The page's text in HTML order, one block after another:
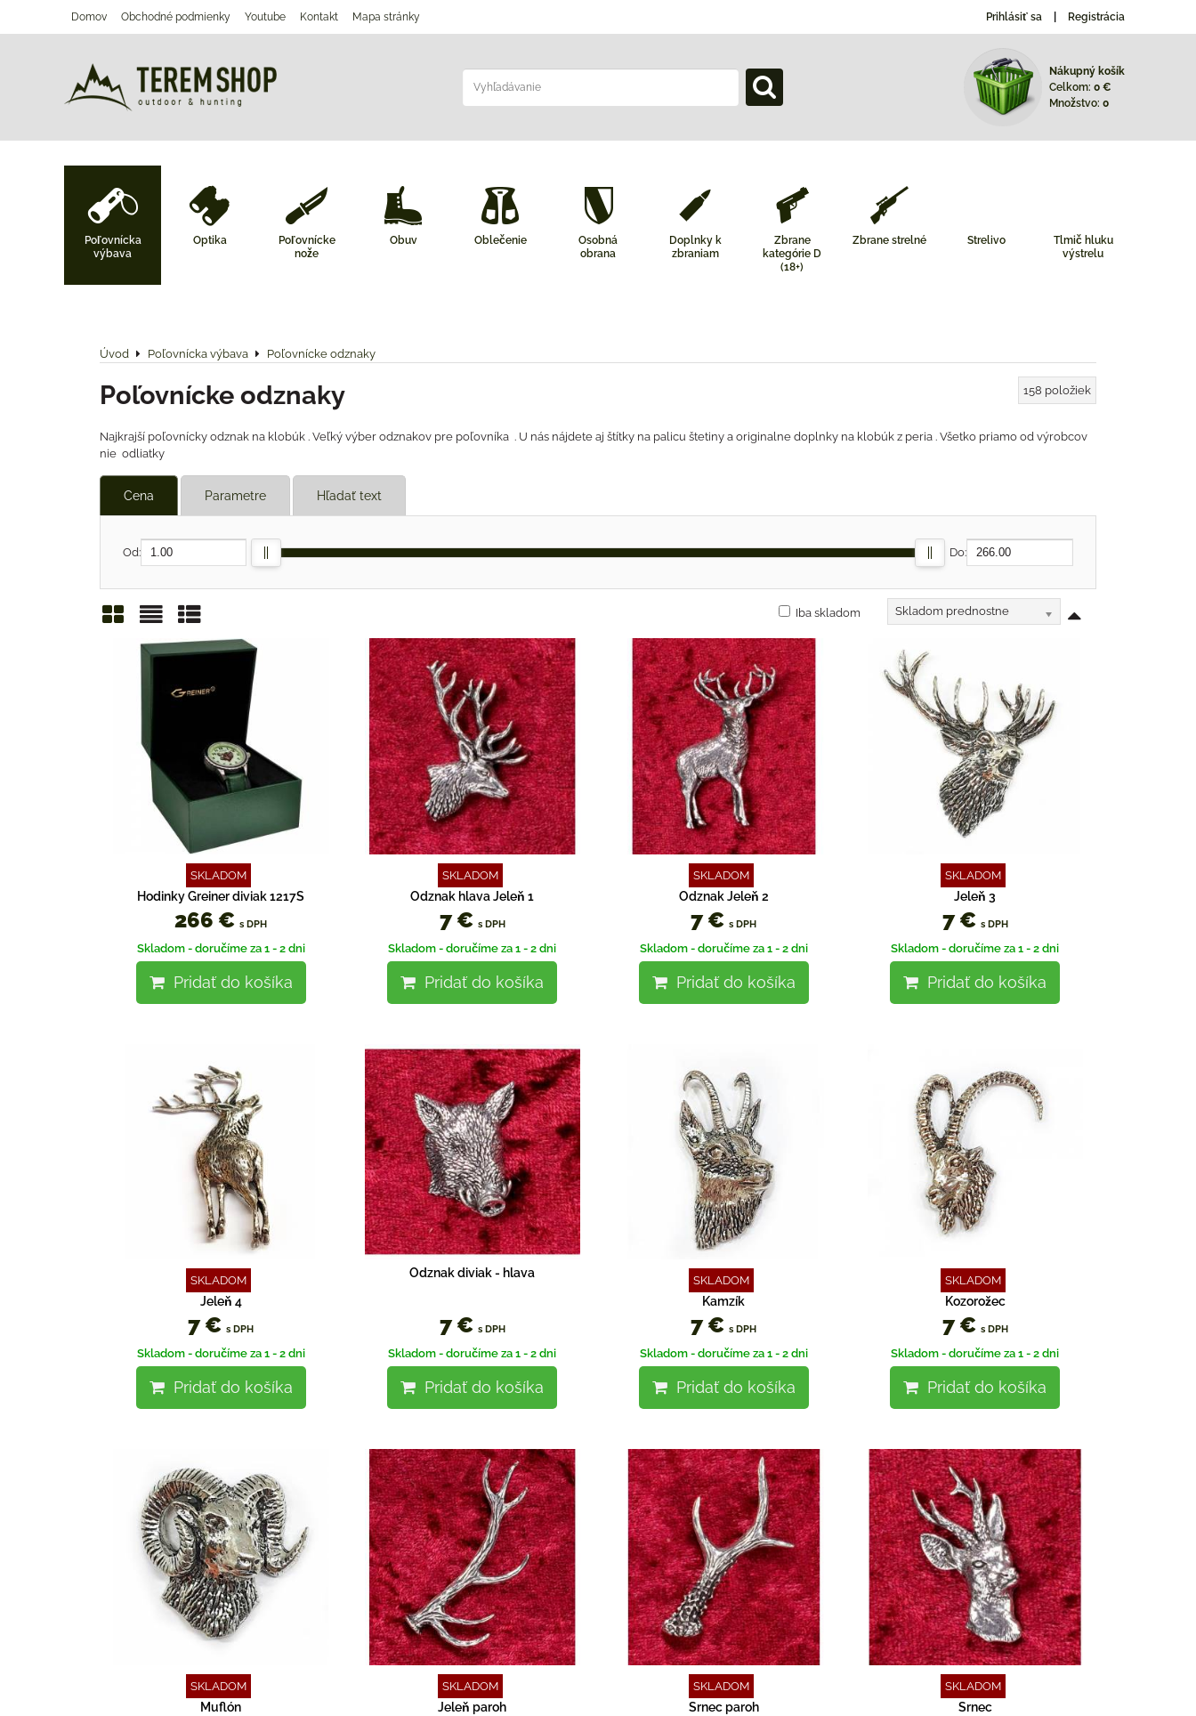
Domov Obchodné podmienky Youtube Kontakt Mapa stránky Prihlásiť sa Registrácia
Nákupný košík
Celkom: 0 €
Množstvo: 0
Poľovnícka
výbava
Optika
Poľovnícke
nože
Obuv Oblečenie
Osobná
obrana
Doplnky k
zbraniam
Zbrane
kategórie D
(18+)
Zbrane strelné Strelivo
Tlmič hluku
výstrelu
Úvod Poľovnícka výbava Poľovnícke odznaky
Poľovnícke odznaky 158 položiek
Najkrajší poľovnícky odznak na klobúk . Veľký výber odznakov pre poľovníka . U nás nájdete aj štítky na palicu štetiny a originalne doplnky na klobúk z peria . Všetko priamo od výrobcov
nie odliatky
Cena Parametre Hľadať text
Od: Do:
Mriežka
Zoznam
Tabuľka
Skladom prednostne
Iba skladom
SKLADOM
Hodinky Greiner diviak 1217S
266 €s DPH
Skladom - doručíme za 1 - 2 dni
Pridať do košíka
SKLADOM
Odznak hlava Jeleň 1
7 € s DPH
Skladom - doručíme za 1 - 2 dni
Pridať do košíka
SKLADOM
Odznak Jeleň 2
7 €s DPH
Skladom - doručíme za 1 - 2 dni
Pridať do košíka
SKLADOM
Jeleň 3
7 € s DPH
Skladom - doručíme za 1 - 2 dni
Pridať do košíka
SKLADOM
Jeleň 4
7 €s DPH
Skladom - doručíme za 1 - 2 dni
Pridať do košíka
Odznak diviak - hlava
7 € s DPH
Skladom - doručíme za 1 - 2 dni
Pridať do košíka
SKLADOM
Kamzík
7 €s DPH
Skladom - doručíme za 1 - 2 dni
Pridať do košíka
SKLADOM
Kozorožec
7 € s DPH
Skladom - doručíme za 1 - 2 dni
Pridať do košíka
SKLADOM
Muflón
SKLADOM
Jeleň paroh
SKLADOM
Srnec paroh
SKLADOM
Srnec